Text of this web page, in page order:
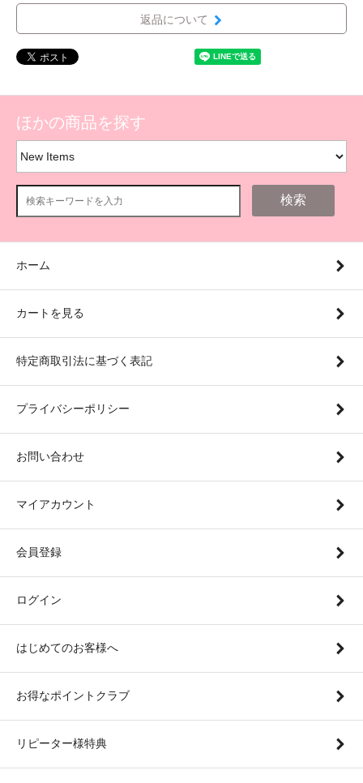
返品について
ほかの商品を探す
検索
ホーム
カートを見る
特定商取引法に基づく表記
プライバシーポリシー
お問い合わせ
マイアカウント
会員登録
ログイン
はじめてのお客様へ
お得なポイントクラブ
リピーター様特典